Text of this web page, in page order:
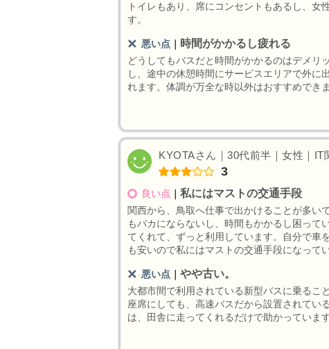
トイレもあり、席にコンセントもあるし、
す。
悪い点 時間がかかるし疲れる
どうしてもバスだと時間がかかるのはデメリ
し、途中の休憩時間にサービスエリアで外に
れます。体調が万全な時以外はおすすめできま
KYOTAさん｜30代前半｜女性｜IT
3
良い点 私にはマストの交通手段
関西から、鳥取へ仕事で出かけることが多い
もバカにならないし、時間もかかるし困って
てくれて、ずっと利用しています。自分で車
も安いので私にはマストの交通手段になってい
悪い点 やや古い。
大都市間で利用されている新型バスに乗るこ
座席にしても、高速バスだから設置されてい
は、田舎に走ってくれるだけで助かっていま